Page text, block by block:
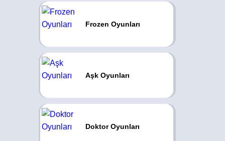
Frozen Oyunları
Aşk Oyunları
Doktor Oyunları